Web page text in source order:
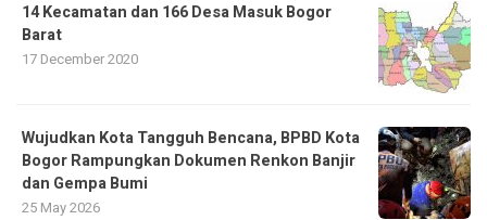
14 Kecamatan dan 166 Desa Masuk Bogor
Barat
17 December 2020
​Wujudkan Kota Tangguh Bencana, BPBD Kota
Bogor Rampungkan Dokumen Renkon Banjir
dan Gempa Bumi
25 May 2026